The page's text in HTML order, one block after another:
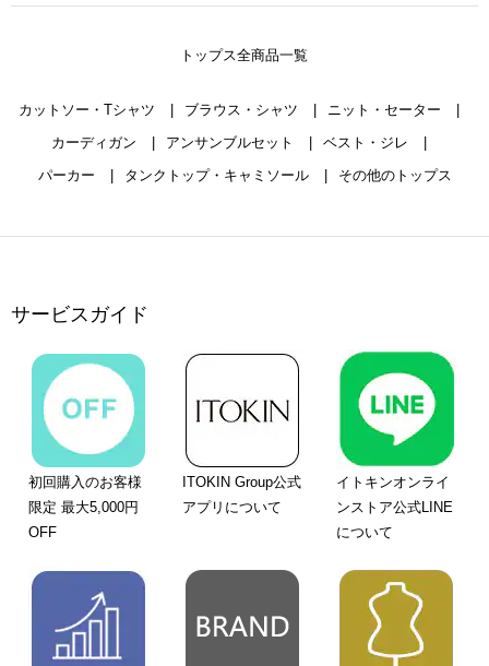
トップス全商品一覧
カットソー・Tシャツ ブラウス・シャツ
ニット・セーター
カーディガン
アンサンブルセット
ベスト・ジレ
パーカー
タンクトップ・キャミソール その他のトップス
サービスガイド
初回購入のお客様
限定 最大5,000円
OFF
ITOKIN Group公式
アプリについて
イトキンオンライ
ンストア公式LINE
について